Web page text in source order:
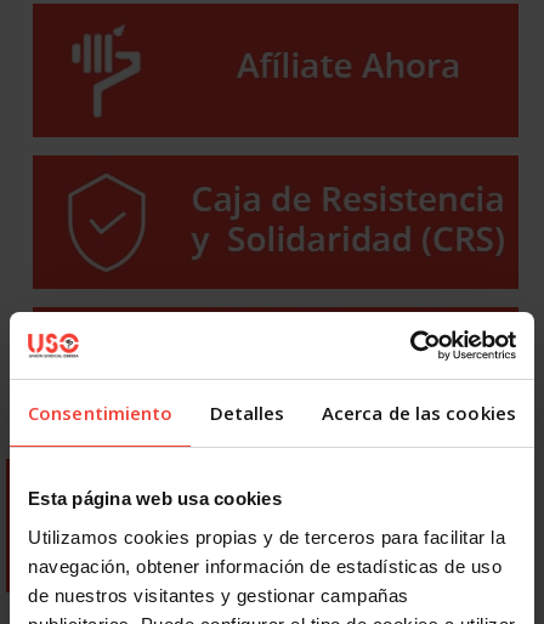
Consentimiento Detalles Acerca de las cookies
Esta página web usa cookies
Utilizamos cookies propias y de terceros para facilitar la
navegación, obtener información de estadísticas de uso
de nuestros visitantes y gestionar campañas